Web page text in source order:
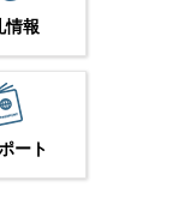
情報
ート